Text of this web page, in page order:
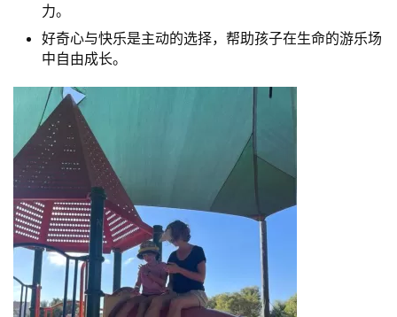
力。
好奇心与快乐是主动的选择，帮助孩子在生命的游乐场
中自由成长。